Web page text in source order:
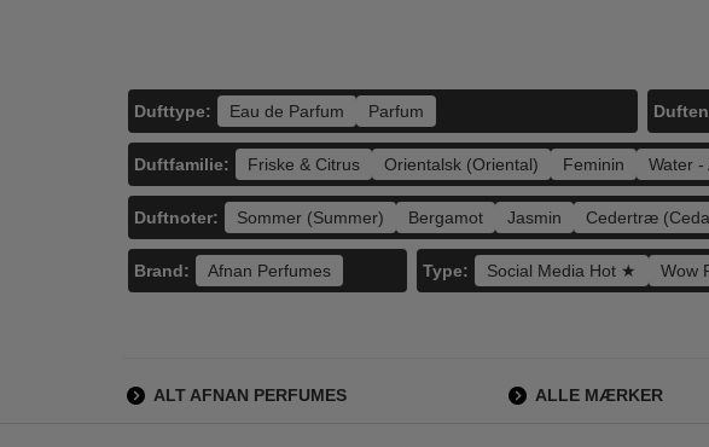
Dufttype: Eau de Parfum Parfum
Duftfamilie: Friske & Citrus Orientalsk (Oriental) Feminin Water -
Duftnoter: Sommer (Summer) Bergamot Jasmin Cedertræ
Brand: Afnan Perfumes Type: Social Media Hot ★ Wow
ALT AFNAN PERFUMES ALLE MÆRKER